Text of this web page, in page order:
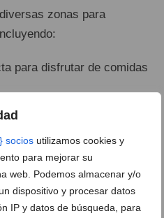
socios utilizamos cookies y
para mejorar su
web. Podemos almacenar y/o
dispositivo y procesar datos
IP y datos de búsqueda, para
zonas para
para disfrutar de comidas
llevan a cabo las
comocomida para llevar,